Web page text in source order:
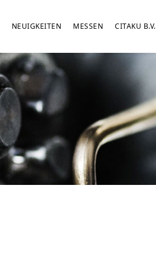
NEUIGKEITEN MESSEN CITAKU B.V.